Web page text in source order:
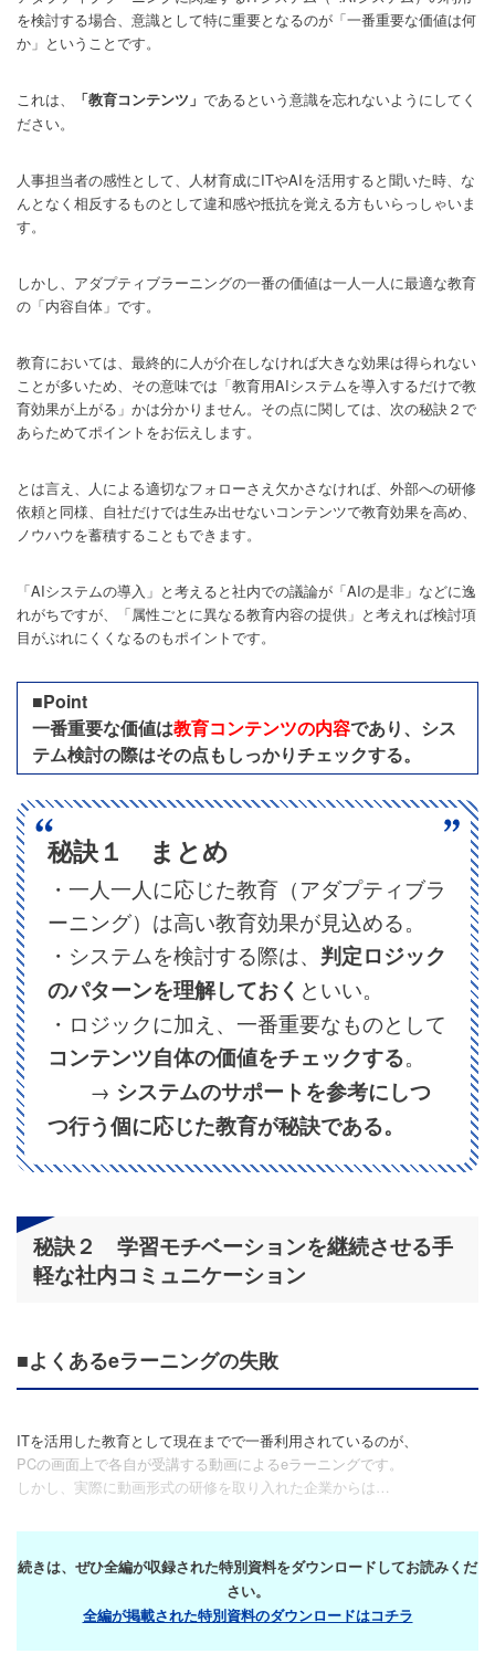
を検討する場合、意識として特に重要となるのが「一番重要な価値は何
か」ということです。
これは、 「教育コンテンツ」 であるという意識を忘れないようにしてく
ださい。
人事担当者の感性として、人材育成にITやAIを活用すると聞いた時、な
んとなく相反するものとして違和感や抵抗を覚える方もいらっしゃいま
す。
しかし、アダプティブラーニングの一番の価値は一人一人に最適な教育
の「内容自体」です。
教育においては、最終的に人が介在しなければ大きな効果は得られない
ことが多いため、その意味では「教育用AIシステムを導入するだけで教
育効果が上がる」かは分かりません。その点に関しては、次の秘訣２で
あらためてポイントをお伝えします。
とは言え、人による適切なフォローさえ欠かさなければ、外部への研修
依頼と同様、自社だけでは生み出せないコンテンツで教育効果を高め、
ノウハウを蓄積することもできます。
「AIシステムの導入」と考えると社内での議論が「AIの是非」などに逸
れがちですが、「属性ごとに異なる教育内容の提供」と考えれば検討項
目がぶれにくくなるのもポイントです。
■Point
一番重要な価値は教育コンテンツの内容であり、シス
テム検討の際はその点もしっかりチェックする。
秘訣１ まとめ
・一人一人に応じた教育（アダプティブラ
ーニング）は高い教育効果が見込める。
・システムを検討する際は、 判定ロジック
のパターンを理解しておく といい。
・ロジックに加え、一番重要なものとして
コンテンツ自体の価値をチェックする。
→ システムのサポートを参考にしつ
つ行う個に応じた教育が秘訣である。
秘訣２ 学習モチベーションを継続させる手
軽な社内コミュニケーション
■よくあるeラーニングの失敗
ITを活用した教育として現在までで一番利用されているのが、
PCの画面上で各自が受講する動画によるeラーニングです。
しかし、実際に動画形式の研修を取り入れた企業からは…
続きは、ぜひ全編が収録された特別資料をダウンロードしてお読みくだ
さい。
全編が掲載された特別資料のダウンロードはコチラ